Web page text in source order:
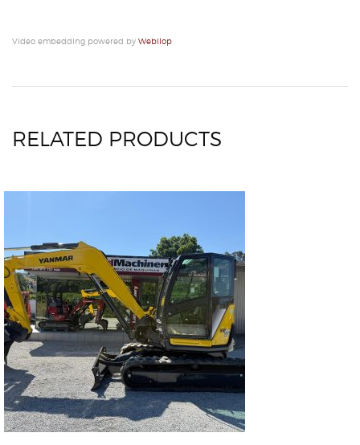
Video embedding powered by Webilop
RELATED PRODUCTS